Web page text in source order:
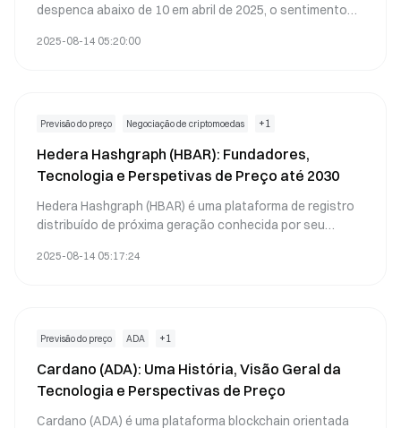
despenca abaixo de 10 em abril de 2025, o sentimento
precedentes. Este medo extremo, juntamente com a
análise de mercado Web3 explora as implicações para
investimento em blockchain neste cenário volátil.
2025-08-14 05:20:00
Previsão do preço Negociação de criptomoedas +1
Hedera Hashgraph (HBAR): Fundadores,
Tecnologia e Perspetivas de Preço até 2030
Hedera Hashgraph (HBAR) é uma plataforma de registro
distribuído de próxima geração conhecida por seu
empresarial. Apoiada por grandes corporações globais,
2025-08-14 05:17:24
Previsão do preço ADA +1
Cardano (ADA): Uma História, Visão Geral da
Tecnologia e Perspectivas de Preço
Cardano (ADA) é uma plataforma blockchain orientada